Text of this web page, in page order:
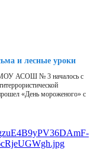
и лесные уроки
МОУ АСОШ № 3 началось с
«День мороженого» с